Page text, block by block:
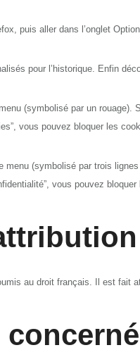
puis aller dans l’onglet
pour l’historique. Enfin
(symbolisé par un
vous pouvez bloquer les
(symbolisé par trois
vous pouvez
au droit français. Il est fait